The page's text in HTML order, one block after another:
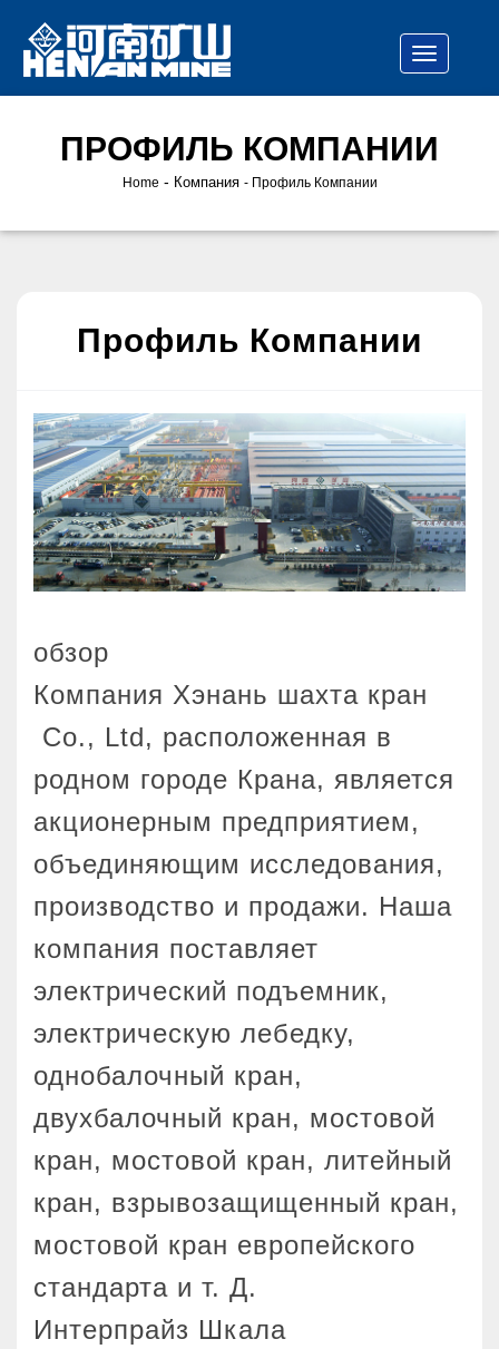
ПРОФИЛЬ КОМПАНИИ
Home - Компания Профиль Компании
Профиль Компании
обзор
Компания Хэнань шахта кран
Co., Ltd, расположенная в
родном городе Крана, является
акционерным предприятием,
объединяющим исследования,
производство и продажи. Наша
компания поставляет
электрический подъемник,
электрическую лебедку,
однобалочный кран,
двухбалочный кран, мостовой
кран, мостовой кран, литейный
кран, взрывозащищенный кран,
мостовой кран европейского
стандарта и т. Д.
Интерпрайз Шкала